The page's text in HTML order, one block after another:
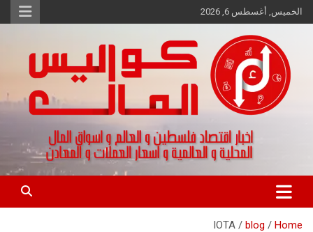
Skip
to
الخميس, أغسطس 6, 2026
كواليس المال
اخبار اقتصاد فلسطين و العالم و تقارير اسواق المال و العملات
Home
blog
IOTA